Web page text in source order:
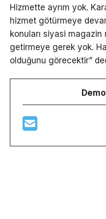
Hizmette ayrım yok.
hizmet götürmeye
konuları siyasi
getirmeye gerek yok.
olduğunu görecektir”